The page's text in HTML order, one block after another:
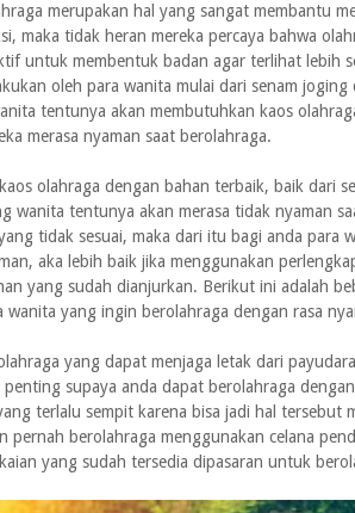
merupakan hal yang sangat membantu
maka tidak heran mereka percaya bahwa
untuk membentuk badan agar terlihat lebih
oleh para wanita mulai dari senam joging
tentunya akan membutuhkan kaos
merasa nyaman saat berolahraga.
olahraga dengan bahan terbaik, baik dari
wanita tentunya akan merasa tidak nyaman
tidak sesuai, maka dari itu bagi anda para
aka lebih baik jika menggunakan
yang sudah dianjurkan. Berikut ini adalah
wanita yang ingin berolahraga dengan rasa
yang dapat menjaga letak dari
supaya anda dapat berolahraga
terlalu sempit karena bisa jadi hal tersebut
pernah berolahraga menggunakan celana
yang sudah tersedia dipasaran untuk